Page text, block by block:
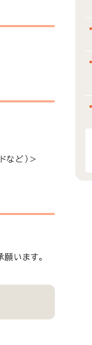
など）＞
います。